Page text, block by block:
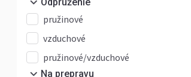
pružinové
vzduchové
pružinové/vzduchové
Na prepravu